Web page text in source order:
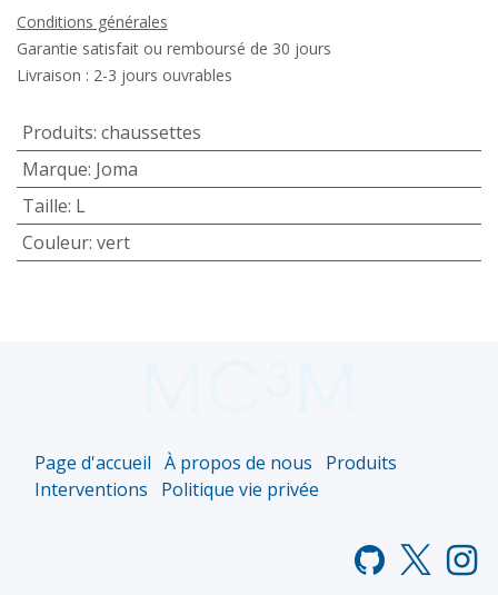
Conditions générales
Garantie satisfait ou remboursé de 30 jours
Livraison : 2-3 jours ouvrables
Produits: chaussettes
Marque: Joma
Taille: L
Couleur: vert
Page d'accueil À propos de nous
Produits
Interventions
Politique vie privée